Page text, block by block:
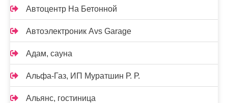
Автоцентр На Бетонной
Автоэлектроник Avs Garage
Адам, сауна
Альфа-Газ, ИП Муратшин Р. Р.
Альянс, гостиница